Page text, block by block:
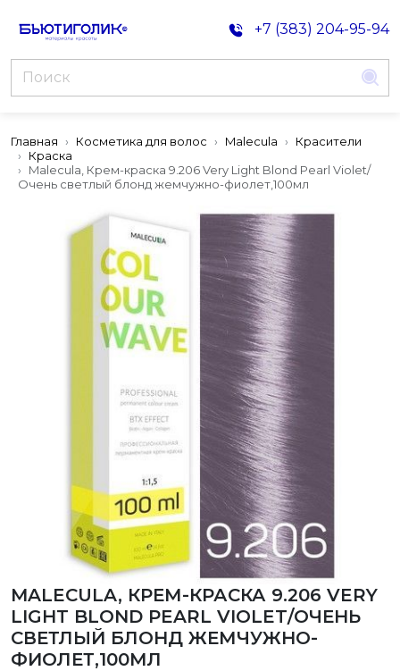
+7 (383) 204-95-94
Главная Косметика для волос Malecula
Красители
Краска
Malecula, Крем-краска 9.206 Very Light Blond Pearl Violet/
Очень светлый блонд жемчужно-фиолет,100мл
MALECULA, КРЕМ-КРАСКА 9.206 VERY
LIGHT BLOND PEARL VIOLET/ОЧЕНЬ
СВЕТЛЫЙ БЛОНД ЖЕМЧУЖНО-
ФИОЛЕТ,100МЛ